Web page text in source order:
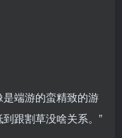
是端游的蛮精致的游
跟割草没啥关系。”